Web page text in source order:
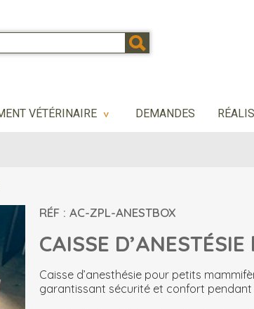
VÉTÉRINAIRE > DEMANDES
RÉF : AC-ZPL-ANESTBOX
CAISSE
Caisse d’anesthésie pour petits
garantissant sécurité et confort pendant